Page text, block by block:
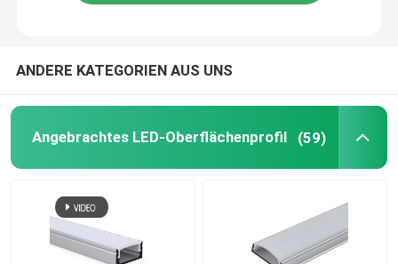
ANDERE KATEGORIEN AUS UNS
Angebrachtes LED-Oberflächenprofil (59)